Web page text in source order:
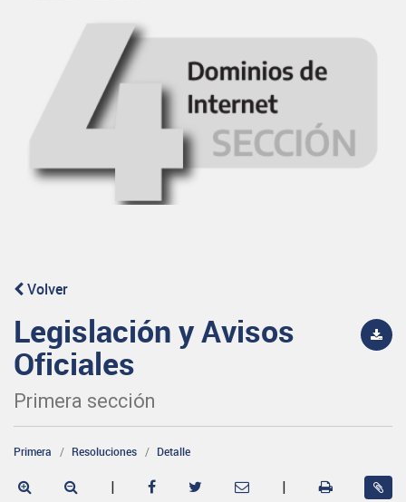
Volver
Legislación y Avisos
Oficiales
Primera sección
Primera Resoluciones Detalle
| |